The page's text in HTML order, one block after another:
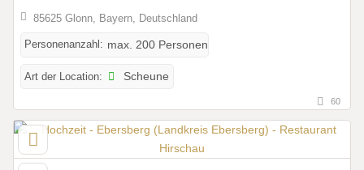
85625 Glonn, Bayern, Deutschland
Personenanzahl: max. 200 Personen
Art der Location: Scheune
60